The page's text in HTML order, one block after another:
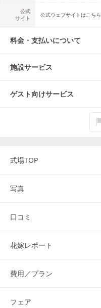
公式
サイト
公式ウェブサイトはこちら
料金・支払いについて
施設サービス
ゲスト向けサービス
式場TOP
写真
口コミ
花嫁レポート
費用／プラン
フェア